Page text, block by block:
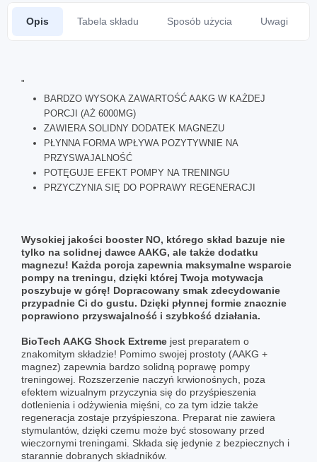
Opis Tabela składu Sposób użycia Uwagi
"
BARDZO WYSOKA ZAWARTOŚĆ AAKG W KAŻDEJ
PORCJI (AŻ 6000MG)
ZAWIERA SOLIDNY DODATEK MAGNEZU
PŁYNNA FORMA WPŁYWA POZYTYWNIE NA
PRZYSWAJALNOŚĆ
POTĘGUJE EFEKT POMPY NA TRENINGU
PRZYCZYNIA SIĘ DO POPRAWY REGENERACJI
Wysokiej jakości booster NO, którego skład bazuje nie
tylko na solidnej dawce AAKG, ale także dodatku
magnezu! Każda porcja zapewnia maksymalne wsparcie
pompy na treningu, dzięki której Twoja motywacja
poszybuje w górę! Dopracowany smak zdecydowanie
przypadnie Ci do gustu. Dzięki płynnej formie znacznie
poprawiono przyswajalność i szybkość działania.
BioTech AAKG Shock Extreme jest preparatem o
znakomitym składzie! Pomimo swojej prostoty (AAKG +
magnez) zapewnia bardzo solidną poprawę pompy
treningowej. Rozszerzenie naczyń krwionośnych, poza
efektem wizualnym przyczynia się do przyśpieszenia
dotlenienia i odżywienia mięśni, co za tym idzie także
regeneracja zostaje przyśpieszona. Preparat nie zawiera
stymulantów, dzięki czemu może być stosowany przed
wieczornymi treningami. Składa się jedynie z bezpiecznych i
starannie dobranych składników.